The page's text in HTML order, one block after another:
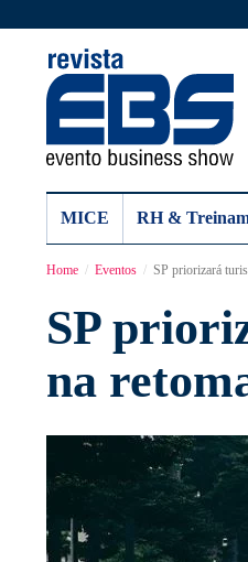
MICE RH &
Home Eventos SP priorizará
SP
na